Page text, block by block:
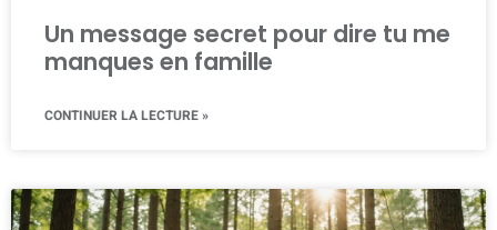
Un message secret pour dire tu me
manques en famille
CONTINUER LA LECTURE »